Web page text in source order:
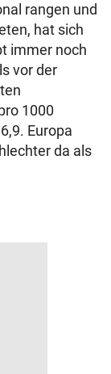
rangen und
hat sich
immer noch
vor der
1000
Europa
da als